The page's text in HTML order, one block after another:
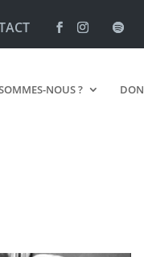
NOUS ? DON